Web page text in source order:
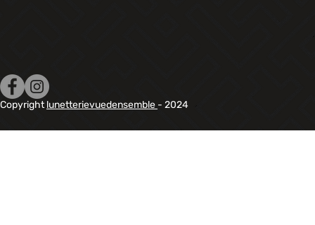
Copyrightlunetterievuedensemble - 2024